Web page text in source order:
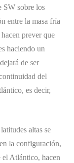
SW sobre los
entre la masa fría
prever que
haciendo un
de ser
del
es decir,
altas se
la configuración,
el Atlántico, hacen